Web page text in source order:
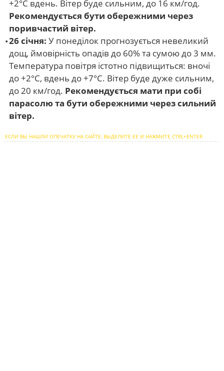
+2°C вдень. Вітер буде сильним, до 16 км/год.
Рекомендується бути обережними через
поривчастий вітер.
26 січня: У понеділок прогнозується невеликий
дощ, ймовірність опадів до 60% та сумою до 3 мм.
Температура повітря істотно підвищиться: вночі
до +2°C, вдень до +7°C. Вітер буде дуже сильним,
до 20 км/год. Рекомендується мати при собі
парасолю та бути обережними через сильний
вітер.
ЕСЛИ ВЫ НАШЛИ ОПЕЧАТКУ НА САЙТЕ, ВЫДЕЛИТЕ ЕЕ И НАЖМИТЕ CTRL+ENTER